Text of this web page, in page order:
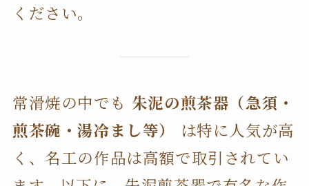
ください。
常滑焼の中でも 朱泥の煎茶器（急須・
煎茶碗・湯冷まし等）
は特に人気が高
く、名工の作品は高額で取引されてい